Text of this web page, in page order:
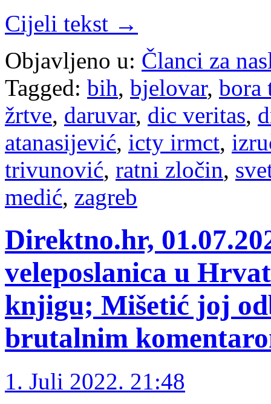
Cijeli tekst →
Objavljeno u: Članci za
Tagged: bih, bjelovar, bora
žrtve, daruvar, dic veritas,
atanasijević, icty irmct,
trivunović, ratni zločin,
medić, zagreb
Direktno.hr,
veleposlanica u
knjigu; Mišetić joj
brutalnim
1. Juli 2022. 21:48